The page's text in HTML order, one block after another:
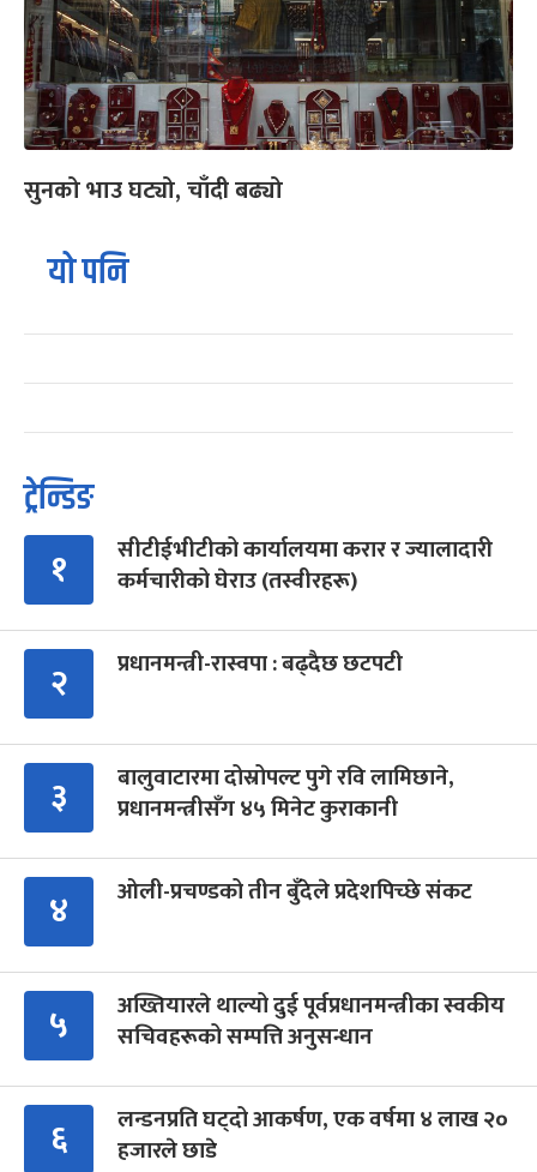
सुनको भाउ घट्यो, चाँदी बढ्यो
यो पनि
ट्रेन्डिङ
१
सीटीईभीटीको कार्यालयमा करार र ज्यालादारी
कर्मचारीको घेराउ (तस्वीरहरू)
२ प्रधानमन्त्री-रास्वपा : बढ्दैछ छटपटी
३
बालुवाटारमा दोस्रोपल्ट पुगे रवि लामिछाने,
प्रधानमन्त्रीसँग ४५ मिनेट कुराकानी
४ ओली-प्रचण्डको तीन बुँदेले प्रदेशपिच्छे संकट
५
अख्तियारले थाल्यो दुई पूर्वप्रधानमन्त्रीका स्वकीय
सचिवहरूको सम्पत्ति अनुसन्धान
६
लन्डनप्रति घट्दो आकर्षण, एक वर्षमा ४ लाख २०
हजारले छाडे